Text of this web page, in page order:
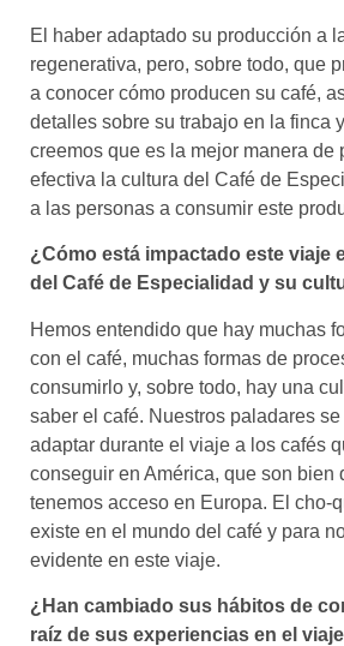
El haber adaptado su producción a
regenerativa, pero, sobre todo, que
a conocer cómo producen su café,
detalles sobre su trabajo en la finca
creemos que es la mejor manera de
efectiva la cultura del Café de
a las personas a consumir este
¿Cómo está impactado este viaje
del Café de Especialidad y su
Hemos entendido que hay muchas
con el café, muchas formas de
consumirlo y, sobre todo, hay una
saber el café. Nuestros paladares
adaptar durante el viaje a los cafés
conseguir en América, que son bien
tenemos acceso en Europa. El cho-
existe en el mundo del café y para
evidente en este viaje.
¿Han cambiado sus hábitos de
raíz de sus experiencias en el